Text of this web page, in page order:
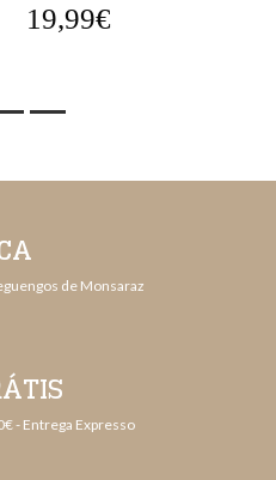
19,99€
de Monsaraz
- Entrega Expresso